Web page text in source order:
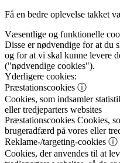
Få en bedre oplevelse takket
Væsentlige og funktionelle
Disse er nødvendige for at du
og for at vi skal kunne levere
("nødvendige cookies").
Yderligere cookies:
Præstationscookies ⓘ
Cookies, som indsamler
eller tredjeparters websites
Præstationscookies Cookies,
brugeradfærd på vores eller
Reklame-/targeting-cookies ⓘ
Cookies, der anvendes til at